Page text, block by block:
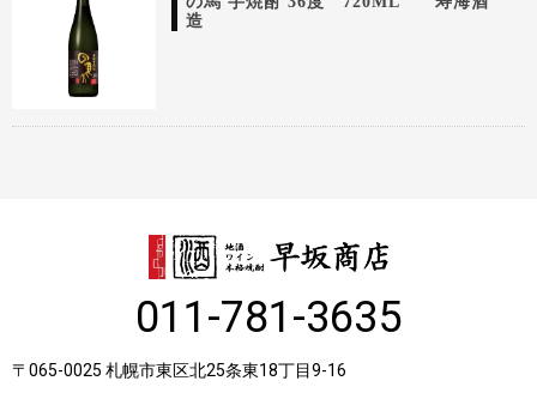
造
011-781-3635
〒065-0025 札幌市東区北25条東18丁目9-16